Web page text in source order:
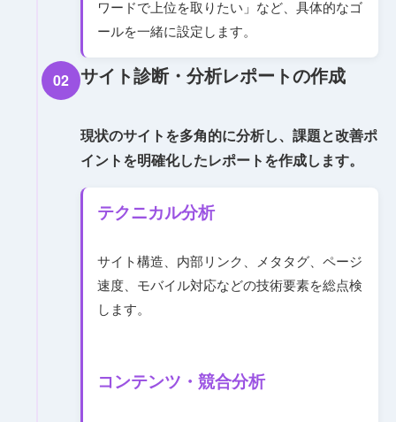
ワードで上位を取りたい」など、具体的なゴ
ールを一緒に設定します。
02 サイト診断・分析レポートの作成
現状のサイトを多角的に分析し、課題と改善ポ
イントを明確化したレポートを作成します。
テクニカル分析
サイト構造、内部リンク、メタタグ、ページ
速度、モバイル対応などの技術要素を総点検
します。
コンテンツ・競合分析